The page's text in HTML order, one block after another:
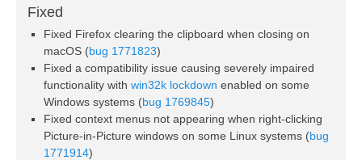
Fixed
Fixed Firefox clearing the clipboard when closing on
macOS (bug 1771823)
Fixed a compatibility issue causing severely impaired
functionality with win32k lockdown enabled on some
Windows systems (bug 1769845)
Fixed context menus not appearing when right-clicking
Picture-in-Picture windows on some Linux systems (bug
1771914)